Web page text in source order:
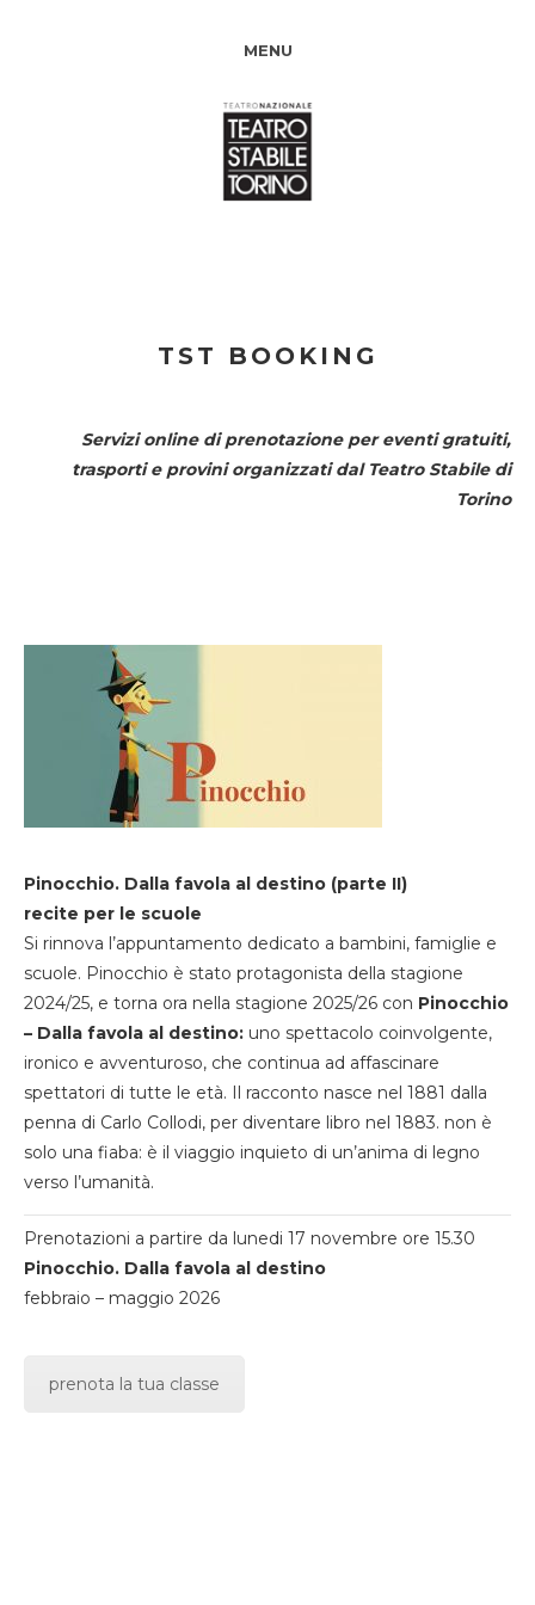
MENU
TST BOOKING
Servizi online di prenotazione per eventi gratuiti,
trasporti e provini organizzati dal Teatro Stabile di
Torino
Pinocchio. Dalla favola al destino (parte II)
recite per le scuole
Si rinnova l’appuntamento dedicato a bambini, famiglie e
scuole. Pinocchio è stato protagonista della stagione
2024/25, e torna ora nella stagione 2025/26 con Pinocchio
– Dalla favola al destino: uno spettacolo coinvolgente,
ironico e avventuroso, che continua ad affascinare
spettatori di tutte le età. Il racconto nasce nel 1881 dalla
penna di Carlo Collodi, per diventare libro nel 1883. non è
solo una fiaba: è il viaggio inquieto di un’anima di legno
verso l’umanità.
Prenotazioni a partire da lunedi 17 novembre ore 15.30
Pinocchio. Dalla favola al destino
febbraio – maggio 2026
prenota la tua classe